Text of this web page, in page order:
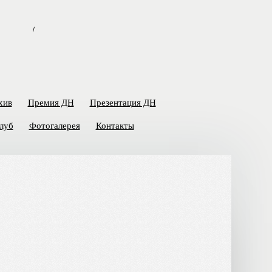
/
Премия ДН Презентация ДН
Фотогалерея Контакты